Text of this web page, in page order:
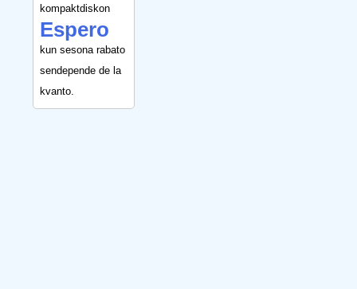
kompaktdiskon
Espero
kun sesona rabato
sendepende de la
kvanto.